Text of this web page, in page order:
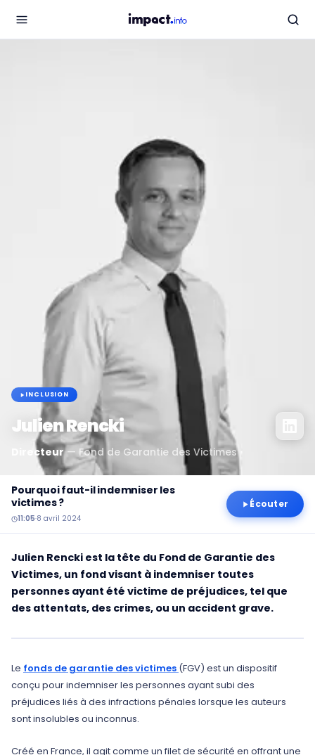
INCLUSION
Julien Rencki
Directeur— Fond de Garantie des Victimes
Pourquoi faut-il indemniser les
victimes ?
11:05·8 avril 2024
Écouter
Julien Rencki est la tête du Fond de Garantie des
Victimes, un fond visant à indemniser toutes
personnes ayant été victime de préjudices, tel que
des attentats, des crimes, ou un accident grave.
Le fonds de garantie des victimes (FGV) est un dispositif
conçu pour indemniser les personnes ayant subi des
préjudices liés à des infractions pénales lorsque les auteurs
sont insolubles ou inconnus.
Créé en France, il agit comme un filet de sécurité en offrant une